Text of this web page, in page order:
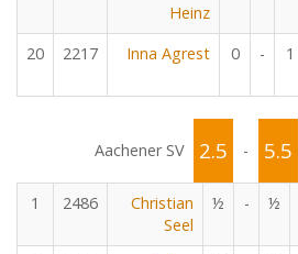
Heinz
20 2217 Inna Agrest 0 - 1
Aachener SV 2.5 - 5.5
1
2486
Christian
Seel
½ - ½